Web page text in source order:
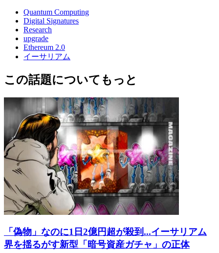
Quantum Computing
Digital Signatures
Research
upgrade
Ethereum 2.0
イーサリアム
この話題についてもっと
「偽物」なのに1日2億円超が殺到...イーサリアム
界を揺るがす新型「暗号資産ガチャ」の正体